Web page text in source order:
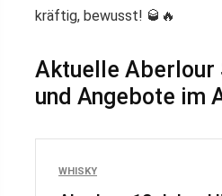
kräftig, bewusst! 🥃🔥
Aktuelle Aberlour
und Angebote im
WHISKY